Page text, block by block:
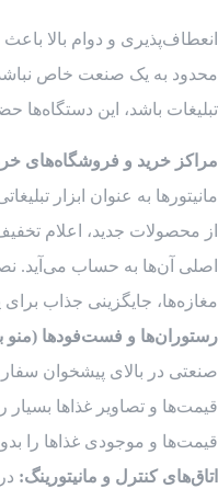
انعطاف‌پذیری و دوام بالا
محدود به یک صنعت خاص
تبلیغات باشد، این دستگاه‌ها
مراکز خرید و فروشگاه‌های
مانیتورها به عنوان ابزار
از محصولات جدید، اعلام
اصلی آن‌ها به حساب می‌آید.
مغازه‌ها، جایگزینی جذاب
رستوران‌ها و فست‌فودها (منو
صنعتی در بالای پیشخوان
قیمت‌ها و تصاویر غذاها بسیار
قیمت‌ها و موجودی غذاها را
اتاق‌های کنترل و مانیتورینگ: